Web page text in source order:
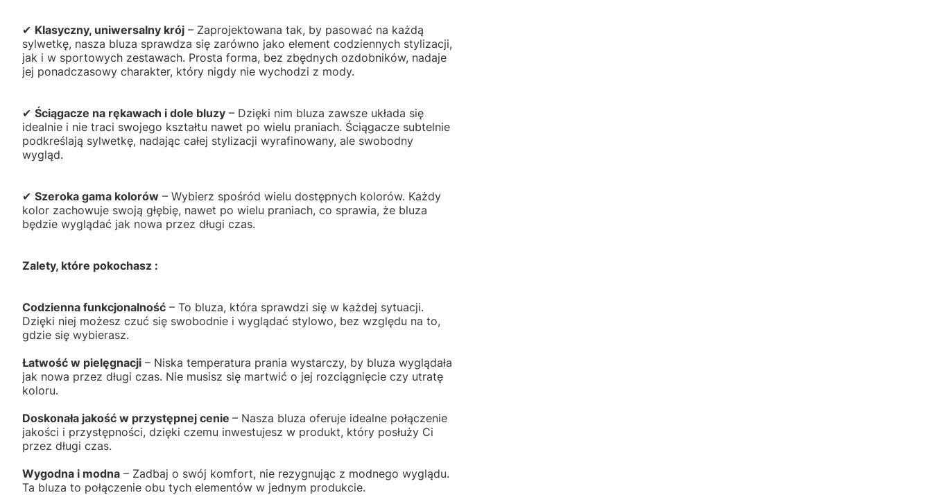
✔ Klasyczny, uniwersalny krój – Zaprojektowana tak, by pasować na każdą
sylwetkę, nasza bluza sprawdza się zarówno jako element codziennych stylizacji,
jak i w sportowych zestawach. Prosta forma, bez zbędnych ozdobników, nadaje
jej ponadczasowy charakter, który nigdy nie wychodzi z mody.
✔ Ściągacze na rękawach i dole bluzy – Dzięki nim bluza zawsze układa się
idealnie i nie traci swojego kształtu nawet po wielu praniach. Ściągacze subtelnie
podkreślają sylwetkę, nadając całej stylizacji wyrafinowany, ale swobodny
wygląd.
✔ Szeroka gama kolorów – Wybierz spośród wielu dostępnych kolorów. Każdy
kolor zachowuje swoją głębię, nawet po wielu praniach, co sprawia, że bluza
będzie wyglądać jak nowa przez długi czas.
Zalety, które pokochasz :
Codzienna funkcjonalność – To bluza, która sprawdzi się w każdej sytuacji.
Dzięki niej możesz czuć się swobodnie i wyglądać stylowo, bez względu na to,
gdzie się wybierasz.
Łatwość w pielęgnacji – Niska temperatura prania wystarczy, by bluza wyglądała
jak nowa przez długi czas. Nie musisz się martwić o jej rozciągnięcie czy utratę
koloru.
Doskonała jakość w przystępnej cenie – Nasza bluza oferuje idealne połączenie
jakości i przystępności, dzięki czemu inwestujesz w produkt, który posłuży Ci
przez długi czas.
Wygodna i modna – Zadbaj o swój komfort, nie rezygnując z modnego wyglądu.
Ta bluza to połączenie obu tych elementów w jednym produkcie.